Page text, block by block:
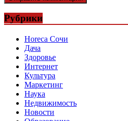
Рубрики
Horeca Сочи
Дача
Здоровье
Интернет
Культура
Маркетинг
Наука
Недвижимость
Новости